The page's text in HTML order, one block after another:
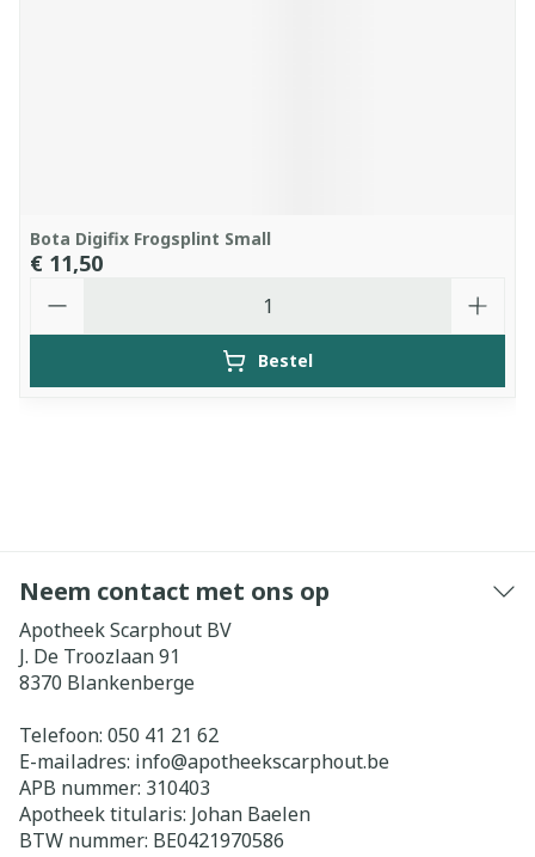
Bota Digifix Frogsplint Small
€ 11,50
Bestel
Neem contact met ons op
Apotheek Scarphout BV
J. De Troozlaan 91
8370 Blankenberge
Telefoon: 050 41 21 62
E-mailadres: info@apotheekscarphout.be
APB nummer: 310403
Apotheek titularis: Johan Baelen
BTW nummer: BE0421970586